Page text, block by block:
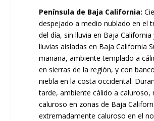
Península de Baja California:
despejado a medio nublado en el
del día, sin lluvia en Baja California
lluvias aisladas en Baja California
mañana, ambiente templado a
en sierras de la región, y con
niebla en la costa occidental.
tarde, ambiente cálido a caluroso,
caluroso en zonas de Baja
extremadamente caluroso en el